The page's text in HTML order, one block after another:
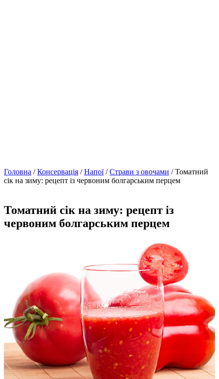
Головна /Консервація /Напої/Страви з овочами / Томатний
сік на зиму: рецепт із червоним болгарським перцем
Томатний сік на зиму: рецепт із
червоним болгарським перцем